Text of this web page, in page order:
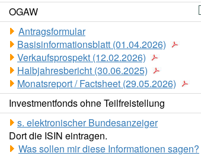
OGAW
Antragsformular
Basisinformationsblatt (01.04.2026)
Verkaufsprospekt (12.02.2026)
Halbjahresbericht (30.06.2025)
Monatsreport / Factsheet (29.05.2026)
Investmentfonds ohne Teilfreistellung
s. elektronischer Bundesanzeiger
Dort die ISIN eintragen.
Was sollen mir diese Informationen sagen?